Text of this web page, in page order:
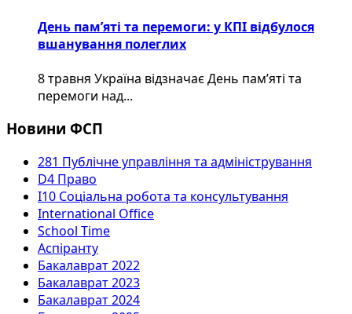
День пам’яті та перемоги: у КПІ відбулося
вшанування полеглих
8 травня Україна відзначає День пам’яті та
перемоги над...
Новини ФСП
281 Публічне управління та адміністрування
D4 Право
I10 Соціальна робота та консультування
International Office
School Time
Аспіранту
Бакалаврат 2022
Бакалаврат 2023
Бакалаврат 2024